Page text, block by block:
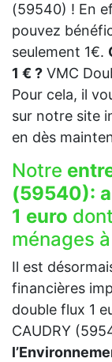
(59540) ! En
pouvez
seulement 1€.
1 € ? VMC
Pour cela, il
sur notre site
en dès
Notre
(59540):
1 euro
ménages
Il est
financières
double flux 1
CAUDRY